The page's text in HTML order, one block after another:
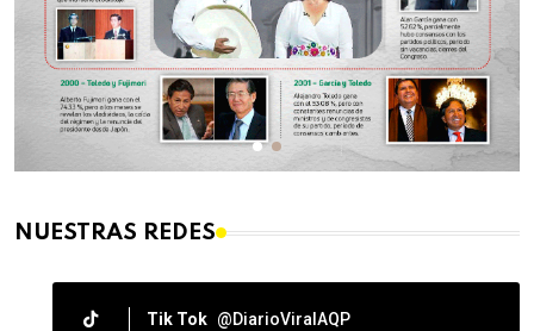
NUESTRAS REDES
Tik Tok @DiarioViralAQP